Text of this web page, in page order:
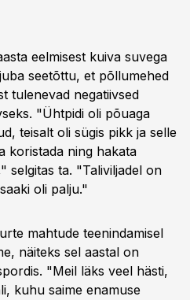
eelmisest kuiva suvega
seetõttu, et põllumehed
tulenevad negatiivsed
"Ühtpidi oli põuaga
teisalt oli sügis pikk ja selle
koristada ning hakata
selgitas ta. "Taliviljadel on
oli palju."
mahtude teenindamisel
näiteks sel aastal on
"Meil läks veel hästi,
kuhu saime enamuse